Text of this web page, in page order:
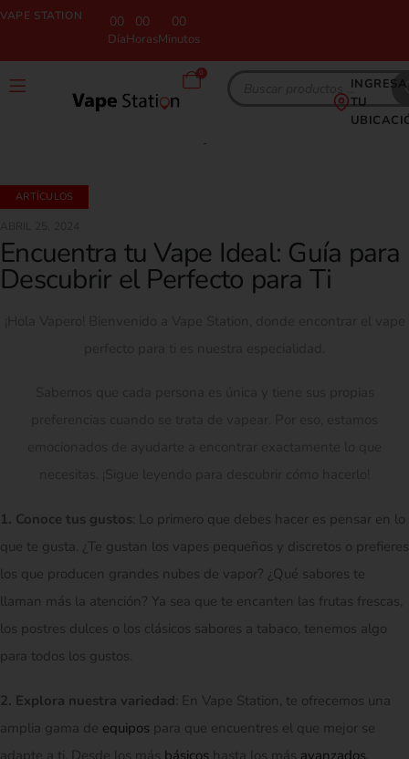
VAPE STATION 00
Día
00
Horas
00
Minutos
0
INGRESA
TU
ARTÍCULOS
Encuentra tu Vape Ideal: Guía para
Descubrir el Perfecto para Ti
1. Conoce tus gustos: Lo primero que debes hacer es pensar en lo
que te gusta. ¿Te gustan los vapes pequeños y discretos o prefieres
los que producen grandes nubes de vapor? ¿Qué sabores te
llaman más la atención? Ya sea que te encanten las frutas frescas,
los postres dulces o los clásicos sabores a tabaco, tenemos algo
para todos los gustos.
2. Explora nuestra variedad: En Vape Station, te ofrecemos una
amplia gama de equipos para que encuentres el que mejor se
adapte a ti. Desde los más básicos hasta los más avanzados,